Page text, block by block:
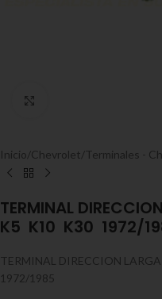
Inicio Chevrolet Terminales -
TERMINAL
K5 K10 K30 1972/
TERMINAL DIRECCION
1972/1985